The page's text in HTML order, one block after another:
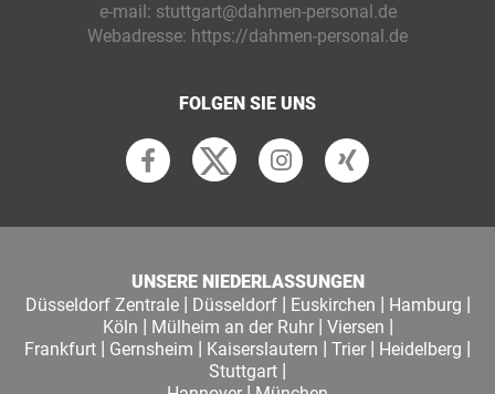
e-mail: stuttgart@dahmen-personal.de
Webadresse: https://dahmen-personal.de
FOLGEN SIE UNS
UNSERE NIEDERLASSUNGEN
Düsseldorf Zentrale| Düsseldorf| Euskirchen | Hamburg |
Köln | Mülheim an der Ruhr| Viersen |
Frankfurt | Gernsheim | Kaiserslautern | Trier | Heidelberg |
Stuttgart |